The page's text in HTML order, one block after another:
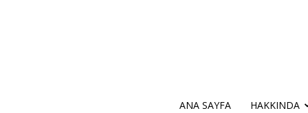
ANA SAYFA HAKKINDA